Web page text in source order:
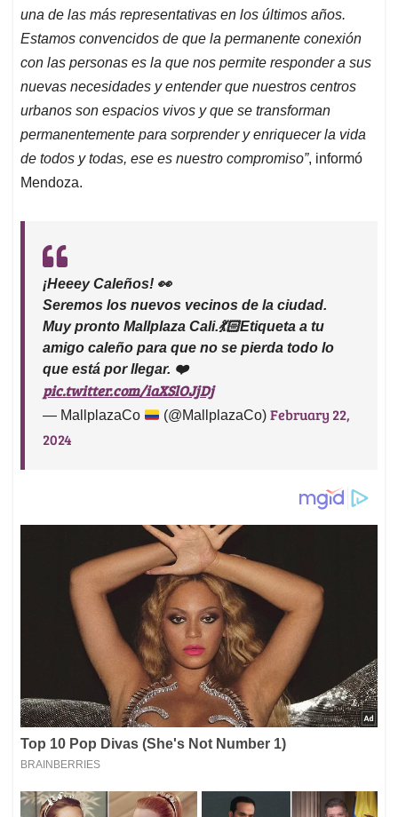
una de las más representativas en los últimos años.
Estamos convencidos de que la permanente conexión
con las personas es la que nos permite responder a sus
nuevas necesidades y entender que nuestros centros
urbanos son espacios vivos y que se transforman
permanentemente para sorprender y enriquecer la vida
de todos y todas, ese es nuestro compromiso”, informó
Mendoza.
¡Heeey Caleños! 👀
Seremos los nuevos vecinos de la ciudad.
Muy pronto Mallplaza Cali.💃🏻Etiqueta a tu
amigo caleño para que no se pierda todo lo
que está por llegar. ❤️
pic.twitter.com/iaXSlOJjDj
— MallplazaCo (@MallplazaCo)February 22,
2024